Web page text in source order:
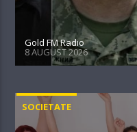
Gold FM Radio
8 AUGUST 2026
SOCIETATE